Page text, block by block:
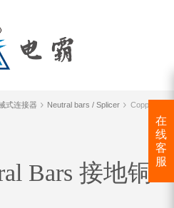
式连接器 Neutral bars / Splicer
Copper
Bars 接地铜
在
线
客
服